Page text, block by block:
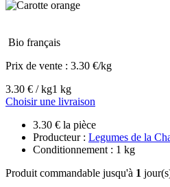
Bio français
Prix de vente : 3.30 €/kg
3.30 € / kg1 kg
Choisir une livraison
3.30 € la pièce
Producteur : Legumes de la
Conditionnement : 1 kg
Produit commandable jusqu'à 1